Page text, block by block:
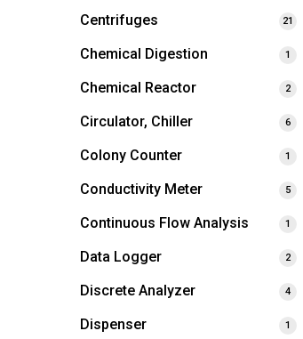
Centrifuges 21
Chemical Digestion 1
Chemical Reactor 2
Circulator, Chiller 6
Colony Counter 1
Conductivity Meter 5
Continuous Flow Analysis 1
Data Logger 2
Discrete Analyzer 4
Dispenser 1